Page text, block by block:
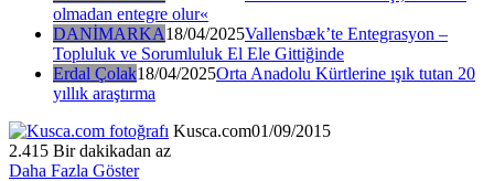
olmadan entegre olur«
DANİMARKA18/04/2025Vallensbæk’te Entegrasyon –
Topluluk ve Sorumluluk El Ele Gittiğinde
Erdal Çolak18/04/2025Orta Anadolu Kürtlerine ışık tutan 20
yıllık araştırma
Kusca.com01/09/2015
2.415 Bir dakikadan az
Daha Fazla Göster